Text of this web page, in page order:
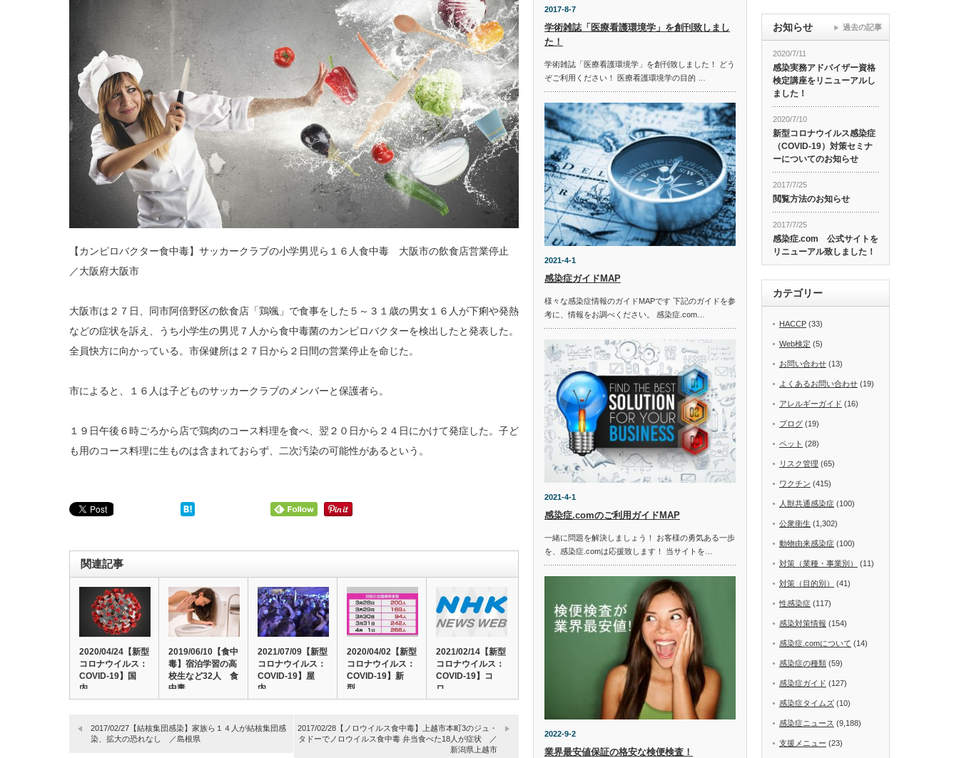
【カンピロバクター食中毒】サッカークラブの小学男児ら１６人食中毒 大阪市の飲食店営業停止
／大阪府大阪市
大阪市は２７日、同市阿倍野区の飲食店「鶏颯」で食事をした５～３１歳の男女１６人が下痢や発熱
などの症状を訴え、うち小学生の男児７人から食中毒菌のカンピロバクターを検出したと発表した。
全員快方に向かっている。市保健所は２７日から２日間の営業停止を命じた。
市によると、１６人は子どものサッカークラブのメンバーと保護者ら。
１９日午後６時ごろから店で鶏肉のコース料理を食べ、翌２０日から２４日にかけて発症した。子ど
も用のコース料理に生ものは含まれておらず、二次汚染の可能性があるという。
関連記事
2020/04/24【新型
コロナウイルス：
COVID-19】国
内…
2019/06/10【食中
毒】宿泊学習の高
校生など32人 食
中毒…
2021/07/09【新型
コロナウイルス：
COVID-19】屋
内…
2020/04/02【新型
コロナウイルス：
COVID-19】新
型…
2021/02/14【新型
コロナウイルス：
COVID-19】コ
ロ…
2017/02/27【結核集団感染】家族ら１４人が結核集団感
染、拡大の恐れなし ／島根県
2017/02/28【ノロウイルス食中毒】上越市本町3のジュ・
タドーでノロウイルス食中毒 弁当食べた18人が症状 ／
新潟県上越市
2017-8-7
学術雑誌「医療看護環境学」を創刊致しまし
た！
学術雑誌「医療看護環境学」を創刊致しました！ どう
ぞご利用ください！ 医療看護環境学の目的 …
2021-4-1
感染症ガイドMAP
様々な感染症情報のガイドMAPです 下記のガイドを参
考に、情報をお調べください。 感染症.com…
2021-4-1
感染症.comのご利用ガイドMAP
一緒に問題を解決しましょう！ お客様の勇気ある一歩
を、感染症.comは応援致します！ 当サイトを…
2022-9-2
業界最安値保証の格安な検便検査！
お知らせ
2020/7/11
感染実務アドバイザー資格
検定講座をリニューアルし
ました！
2020/7/10
新型コロナウイルス感染症
（COVID-19）対策セミナ
ーについてのお知らせ
2017/7/25
閲覧方法のお知らせ
2017/7/25
感染症.com 公式サイトを
リニューアル致しました！
過去の記事
カテゴリー
HACCP (33)
Web検定 (5)
お問い合わせ (13)
よくあるお問い合わせ (19)
アレルギーガイド (16)
ブログ (19)
ペット (28)
リスク管理 (65)
ワクチン (415)
人獣共通感染症 (100)
公衆衛生 (1,302)
動物由来感染症 (100)
対策（業種・事業別） (11)
対策（目的別） (41)
性感染症 (117)
感染対策情報 (154)
感染症.comについて (14)
感染症の種類 (59)
感染症ガイド (127)
感染症タイムズ (10)
感染症ニュース (9,188)
支援メニュー (23)